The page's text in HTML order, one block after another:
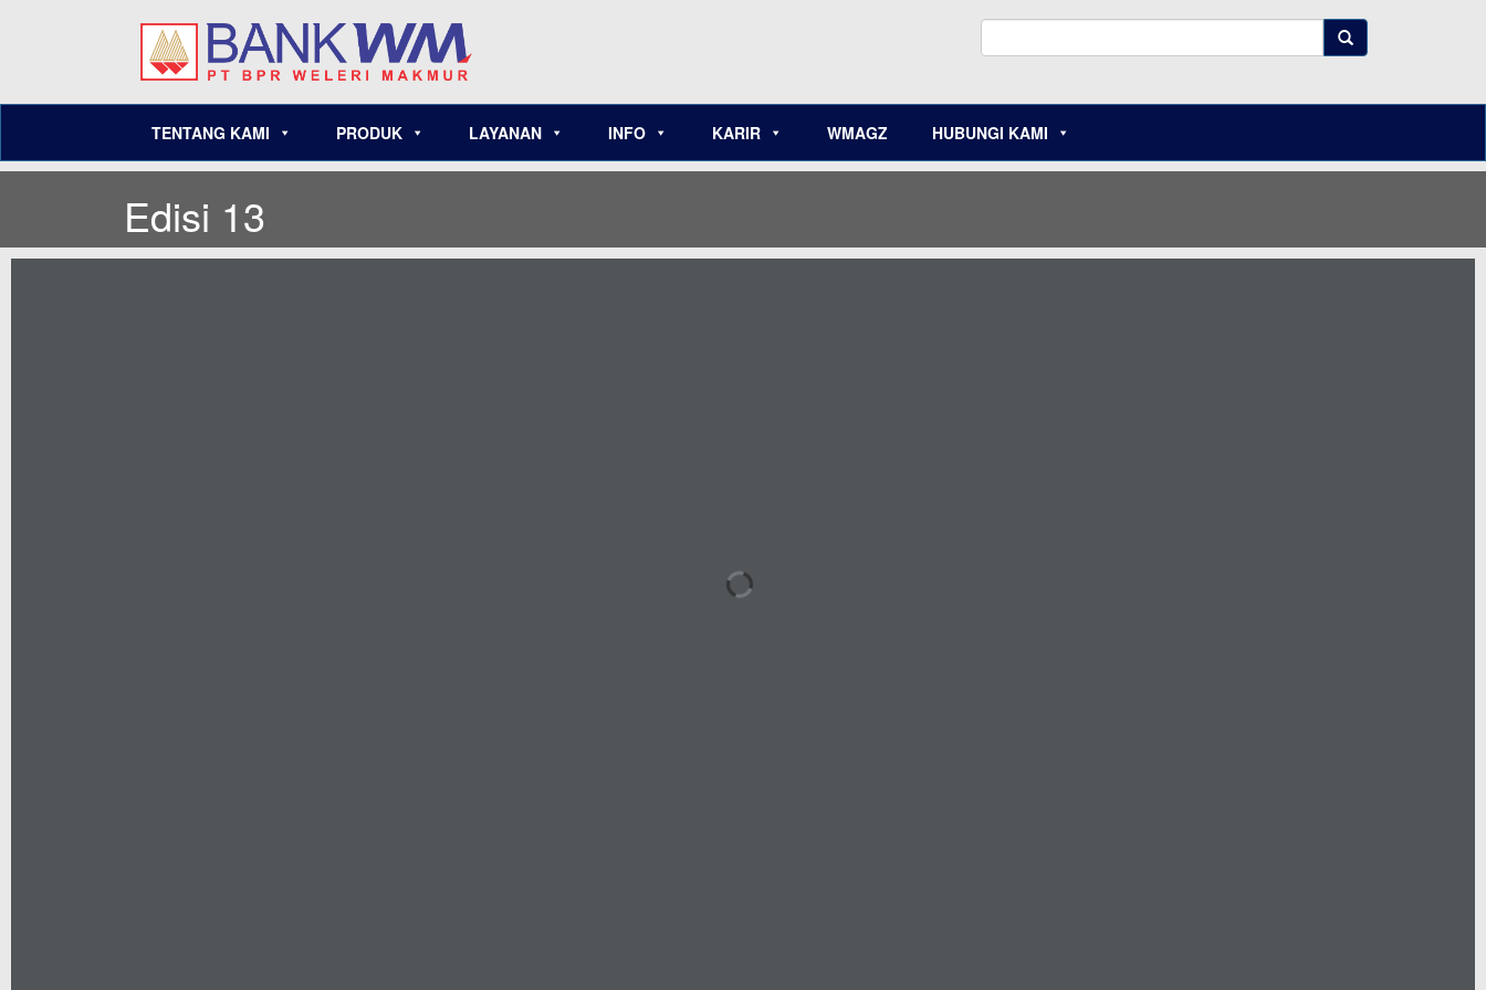
TENTANG KAMI PRODUK LAYANAN INFO KARIR WMAGZ HUBUNGI KAMI
Edisi 13